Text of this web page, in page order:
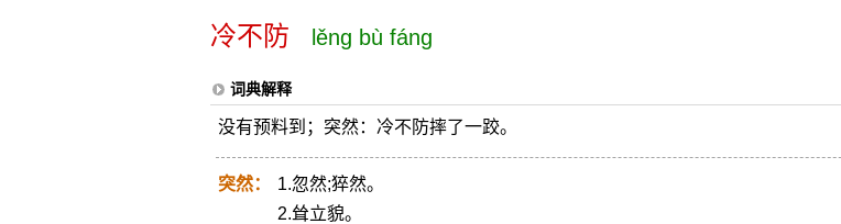
冷不防 lěng bù fáng
词典解释
没有预料到；突然：冷不防摔了一跤。
突然：
1.忽然;猝然。
2.耸立貌。